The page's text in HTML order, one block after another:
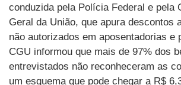
conduzida pela Polícia Federal e pela
Geral da União, que apura descontos
não autorizados em aposentadorias e
CGU informou que mais de 97% dos
entrevistados não reconheceram as
um esquema que pode chegar a R$